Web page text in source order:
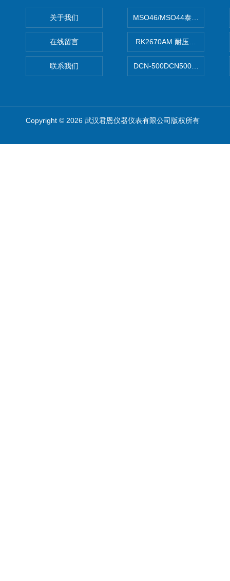
关于我们
在线留言
联系我们
MSO46/MSO44泰克
RK2670AM 耐压测试仪
DCN-500DCN500资料收集器
Copyright © 2026 武汉君恩仪器仪表有限公司版权所有